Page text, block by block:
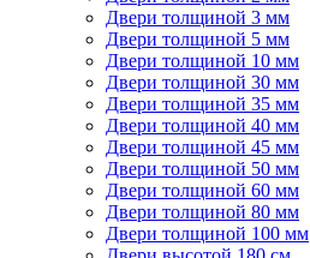
Двери толщиной 3 мм
Двери толщиной 5 мм
Двери толщиной 10 мм
Двери толщиной 30 мм
Двери толщиной 35 мм
Двери толщиной 40 мм
Двери толщиной 45 мм
Двери толщиной 50 мм
Двери толщиной 60 мм
Двери толщиной 80 мм
Двери толщиной 100 мм